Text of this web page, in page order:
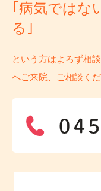
｢病気ではな
る｣
という方はよろず相
へご来院、ご相談くだ